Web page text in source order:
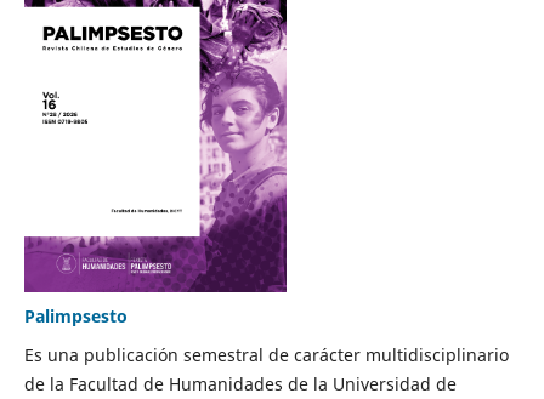
Palimpsesto
Es una publicación semestral de carácter multidisciplinario
de la Facultad de Humanidades de la Universidad de